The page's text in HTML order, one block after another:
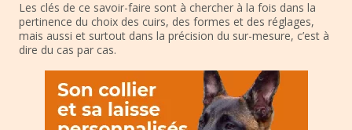
Les clés de ce savoir-faire sont à chercher à la fois dans la
pertinence du choix des cuirs, des formes et des réglages,
mais aussi et surtout dans la précision du sur-mesure, c’est à
dire du cas par cas.